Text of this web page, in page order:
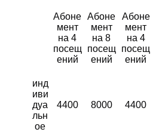
Абоне
мент
на 4
посещ
ений
Абоне
мент
на 8
посещ
ений
Абоне
мент
на 4
посещ
ений
инд
иви
дуа
льн
ое
4400 8000 4400